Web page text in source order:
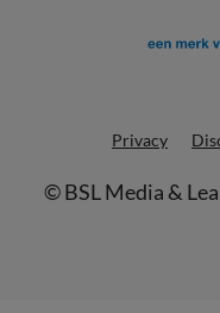
Privacy
©BSL Media &